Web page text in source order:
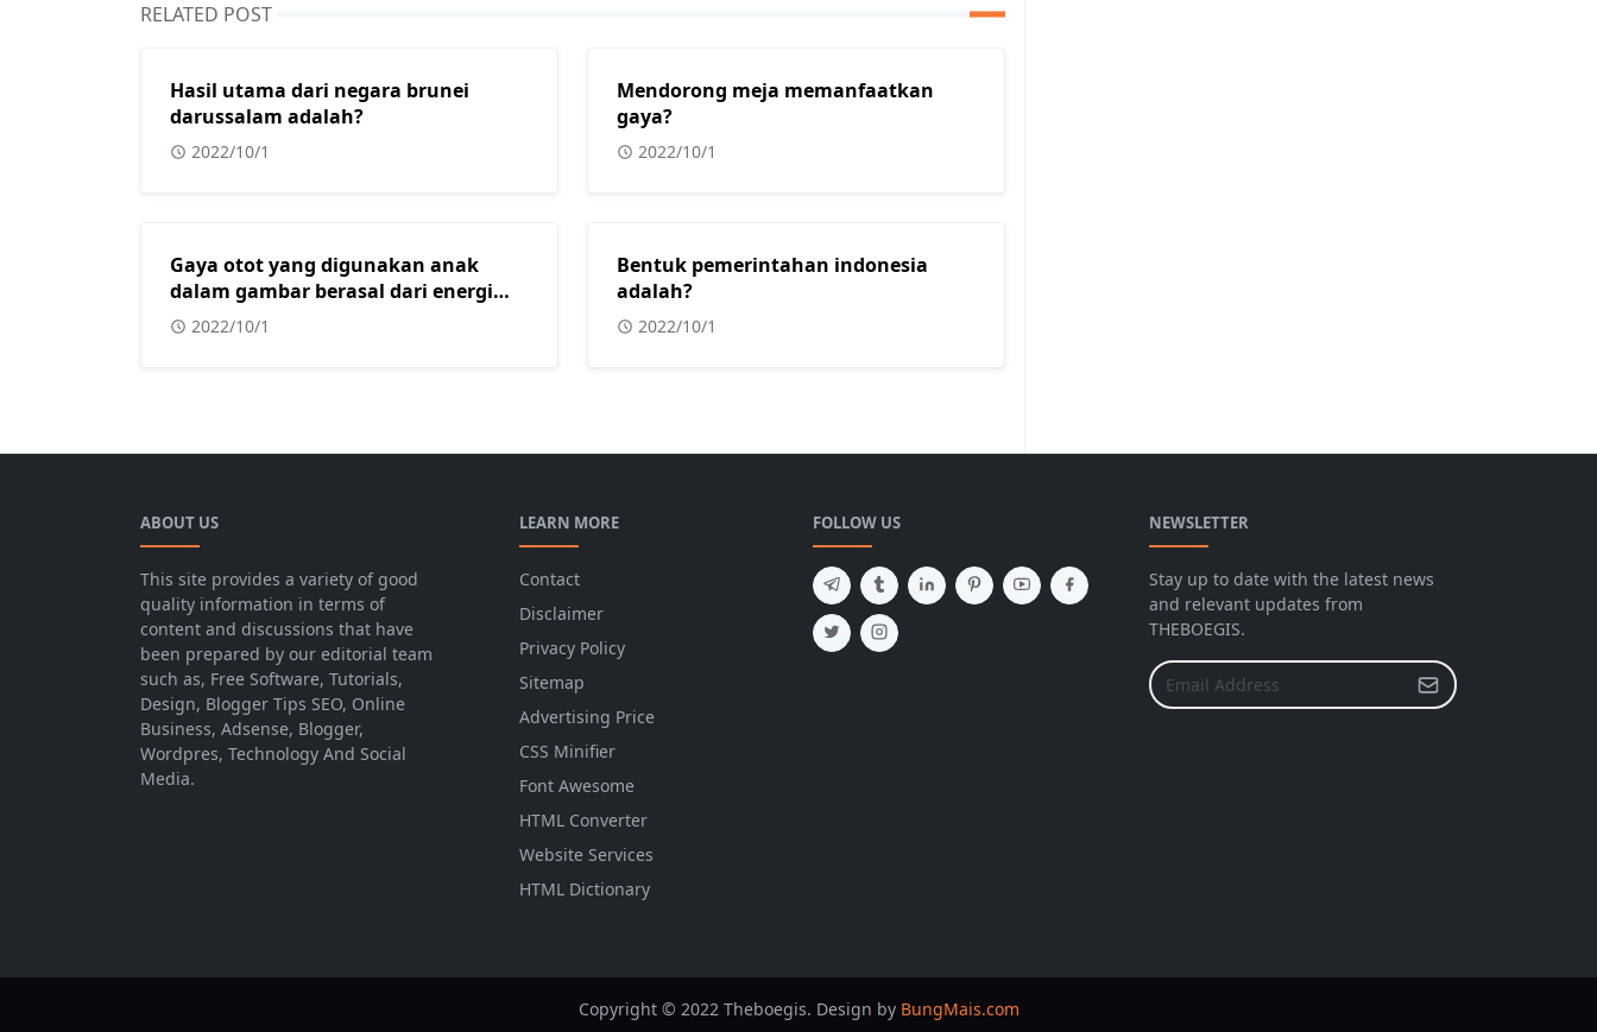
RELATED POST
Hasil utama dari negara brunei
darussalam adalah?
2022/10/1
Mendorong meja memanfaatkan
gaya?
2022/10/1
Gaya otot yang digunakan anak
dalam gambar berasal dari energi
yang diperoleh dari?
2022/10/1
Bentuk pemerintahan indonesia
adalah?
2022/10/1
ABOUT US
This site provides a variety of good
quality information in terms of
content and discussions that have
been prepared by our editorial team
such as, Free Software, Tutorials,
Design, Blogger Tips SEO, Online
Business, Adsense, Blogger,
Wordpres, Technology And Social
Media.
LEARN MORE
Contact
Disclaimer
Privacy Policy
Sitemap
Advertising Price
CSS Minifier
Font Awesome
HTML Converter
Website Services
HTML Dictionary
FOLLOW US NEWSLETTER
Stay up to date with the latest news
and relevant updates from
THEBOEGIS.
Copyright © 2022 Theboegis. Design by BungMais.com